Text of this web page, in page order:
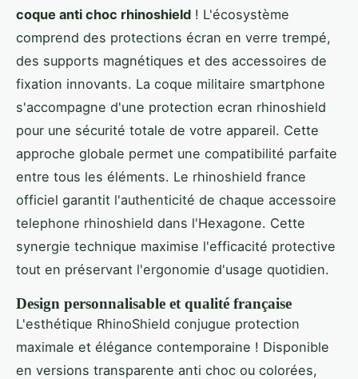
coque anti choc rhinoshield ! L'écosystème
comprend des protections écran en verre trempé,
des supports magnétiques et des accessoires de
fixation innovants. La coque militaire smartphone
s'accompagne d'une protection ecran rhinoshield
pour une sécurité totale de votre appareil. Cette
approche globale permet une compatibilité parfaite
entre tous les éléments. Le rhinoshield france
officiel garantit l'authenticité de chaque accessoire
telephone rhinoshield dans l'Hexagone. Cette
synergie technique maximise l'efficacité protective
tout en préservant l'ergonomie d'usage quotidien.
Design personnalisable et qualité française
L'esthétique RhinoShield conjugue protection
maximale et élégance contemporaine ! Disponible
en versions transparente anti choc ou colorées,